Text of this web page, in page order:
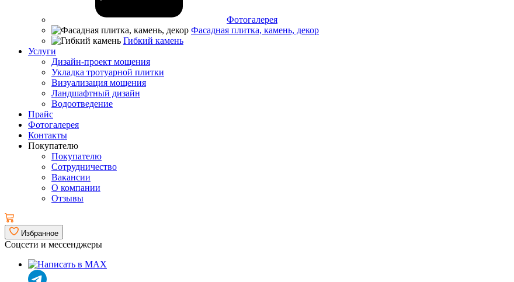
Фотогалерея
Фасадная плитка, камень, декор
Гибкий камень
Услуги
Дизайн-проект мощения
Укладка тротуарной плитки
Визуализация мощения
Ландшафтный дизайн
Водоотведение
Прайс
Фотогалерея
Контакты
Покупателю
Покупателю
Сотрудничество
Вакансии
О компании
Отзывы
Избранное
Соцсети и мессенджеры